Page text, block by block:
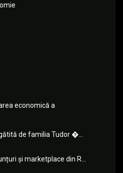
economică a
de familia Tudor �...
și marketplace din R...